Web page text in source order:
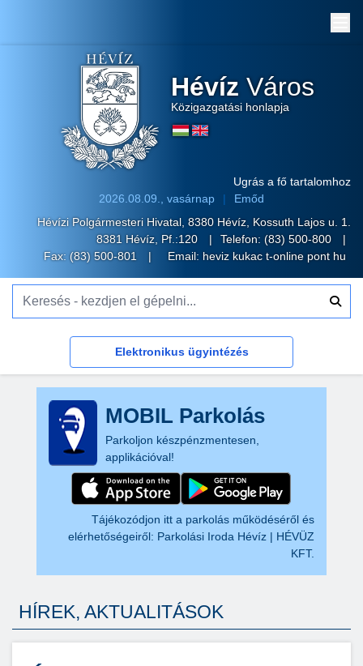
Hévíz Város
Közigazgatási honlapja
Ugrás a fő tartalomhoz
2026.08.09., vasárnap
Emőd
Hévízi Polgármesteri Hivatal, 8380 Hévíz, Kossuth Lajos u. 1.
8381 Hévíz, Pf.:120
Telefon: (83) 500-800
Fax: (83) 500-801
Email: heviz kukac t-online pont hu
Elektronikus ügyintézés
MOBIL Parkolás
Parkoljon készpénzmentesen,
applikációval!
Tájékozódjon itt a parkolás működéséről és
elérhetőségeiről: Parkolási Iroda Hévíz | HÉVÜZ
KFT.
HÍREK, AKTUALITÁSOK